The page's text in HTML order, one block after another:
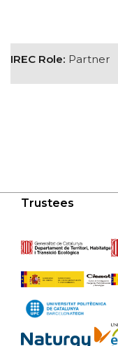
IREC Role: Partner
Trustees